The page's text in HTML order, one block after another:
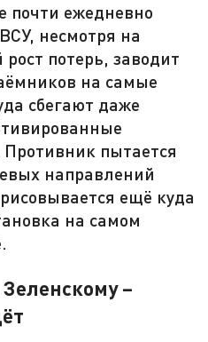
почти ежедневно
несмотря на
потерь, заводит
на самые
сбегают даже
пытается
направлений
ещё куда
на самом
–